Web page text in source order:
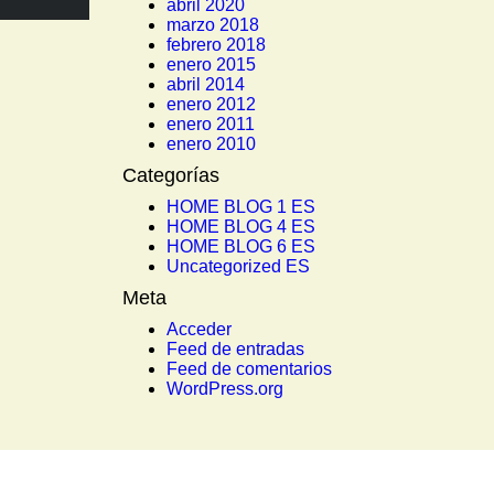
abril 2020
marzo 2018
febrero 2018
enero 2015
abril 2014
enero 2012
enero 2011
enero 2010
Categorías
HOME BLOG 1 ES
HOME BLOG 4 ES
HOME BLOG 6 ES
Uncategorized ES
Meta
Acceder
Feed de entradas
Feed de comentarios
WordPress.org